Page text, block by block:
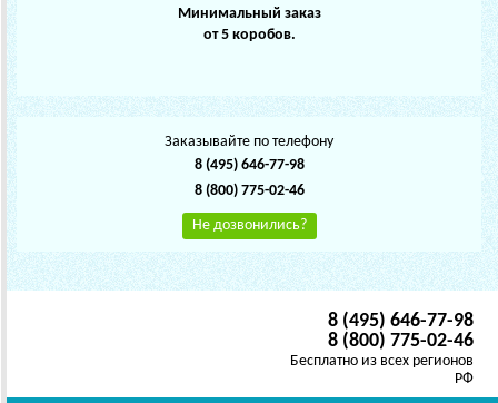
Минимальный заказ
от 5 коробов.
Заказывайте по телефону
8 (495) 646-77-98
8 (800) 775-02-46
Не дозвонились?
8 (495) 646-77-98
8 (800) 775-02-46
Бесплатно из всех регионов
РФ